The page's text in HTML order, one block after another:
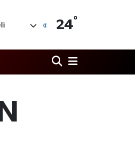
24°